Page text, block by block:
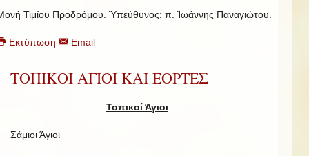
Τιμίου Προδρόμου. Ὑπεύθυνος: π. Ἰωάννης Παναγιώτου.
Εκτύπωση Email
ΤΟΠΙΚΟΙ ΑΓΙΟΙ ΚΑΙ ΕΟΡΤΕΣ
Τοπικοί Άγιοι
Σάμιοι Άγιοι